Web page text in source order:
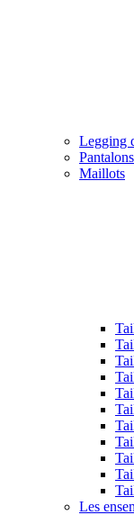
Legging
Pantalons
Maillots
Les